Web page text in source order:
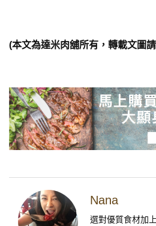
(本文為達米肉舖所有，轉載文圖
Nana
選對優質食材加